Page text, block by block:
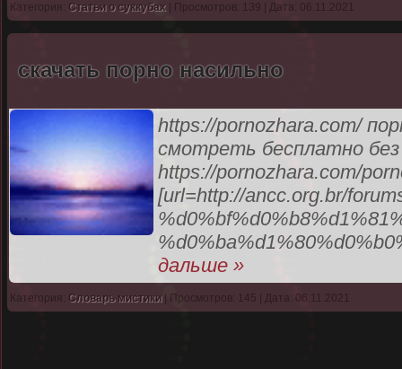
Категория: Статьи о суккубах | Просмотров: 139 | Дата: 06.11.2021
скачать порно насильно
https://pornozhara.com/
смотреть бесплатно
https://pornozhara.com/
[url=http://ancc.org.br/
дальше »
Категория: Словарь мистики| Просмотров: 145 | Дата: 06.11.2021